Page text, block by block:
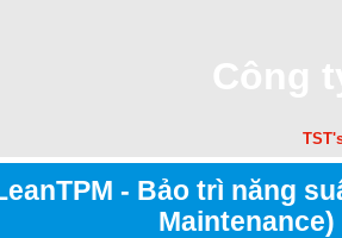
TST's
- Bảo trì năng
Maintenance)